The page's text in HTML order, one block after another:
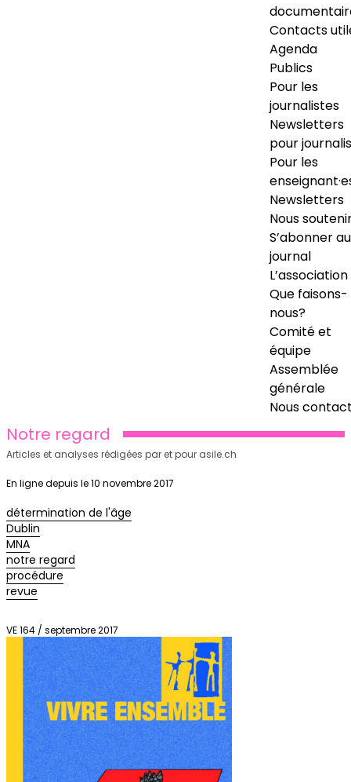
Contacts
Agenda
Publics
Pour les
journalistes
Newsletters
pour
Pour les
Newsletters
Nous
S’abonner au
journal
L’association
Que faisons-
nous?
Comité et
équipe
Assemblée
générale
Nous
Notre regard
Articles et analyses rédigées par et pour asile.ch
En ligne depuis le 10 novembre 2017
détermination de l'âge
Dublin
MNA
notre regard
procédure
revue
VE 164 / septembre 2017